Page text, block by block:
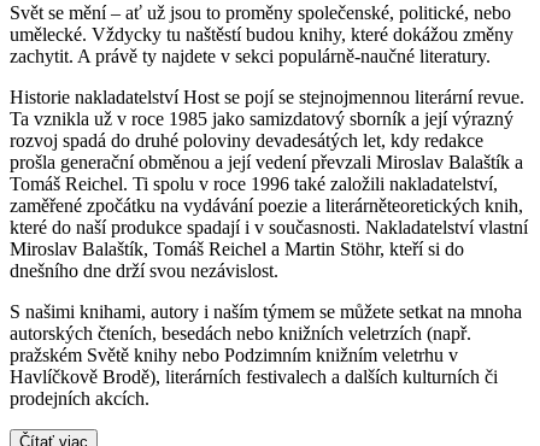
Svět se mění – ať už jsou to proměny společenské, politické, nebo
umělecké. Vždycky tu naštěstí budou knihy, které dokážou změny
zachytit. A právě ty najdete v sekci populárně-naučné literatury.
Historie nakladatelství Host se pojí se stejnojmennou literární revue.
Ta vznikla už v roce 1985 jako samizdatový sborník a její výrazný
rozvoj spadá do druhé poloviny devadesátých let, kdy redakce
prošla generační obměnou a její vedení převzali Miroslav Balaštík a
Tomáš Reichel. Ti spolu v roce 1996 také založili nakladatelství,
zaměřené zpočátku na vydávání poezie a literárněteoretických knih,
které do naší produkce spadají i v současnosti. Nakladatelství vlastní
Miroslav Balaštík, Tomáš Reichel a Martin Stöhr, kteří si do
dnešního dne drží svou nezávislost.
S našimi knihami, autory i naším týmem se můžete setkat na mnoha
autorských čteních, besedách nebo knižních veletrzích (např.
pražském Světě knihy nebo Podzimním knižním veletrhu v
Havlíčkově Brodě), literárních festivalech a dalších kulturních či
prodejních akcích.
Čítať viac